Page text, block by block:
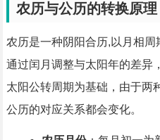
农历与公历的转换原理
农历是一种阴阳合历,以月相
通过闰月调整与太阳年的差异
太阳公转周期为基础，由于两
公历的对应关系都会变化。